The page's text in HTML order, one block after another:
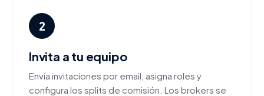
2
Invita a tu equipo
Envía invitaciones por email, asigna roles y
configura los splits de comisión. Los brokers se